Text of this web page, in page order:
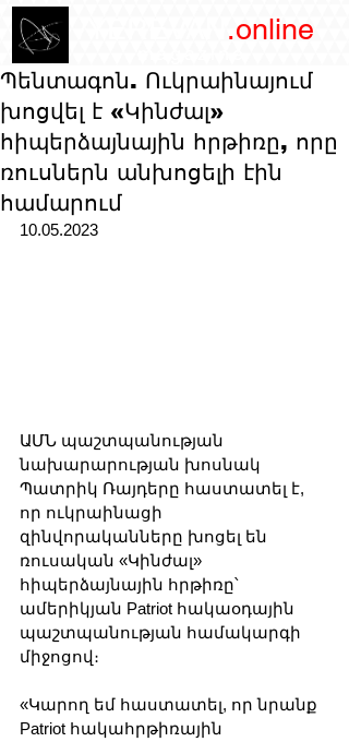
.online
Պենտագոն. Ուկրաինայում
խոցվել է «Կինժալ»
հիպերձայնային հրթիռը, որը
ռուսներն անխոցելի էին
համարում
10.05.2023
ԱՄՆ պաշտպանության
նախարարության խոսնակ
Պատրիկ Ռայդերը հաստատել է,
որ ուկրաինացի
զինվորականները խոցել են
ռուսական «Կինժալ»
հիպերձայնային հրթիռը՝
ամերիկյան Patriot հակաօդային
պաշտպանության համակարգի
միջոցով։
«Կարող եմ հաստատել, որ նրանք
Patriot հակահրթիռային